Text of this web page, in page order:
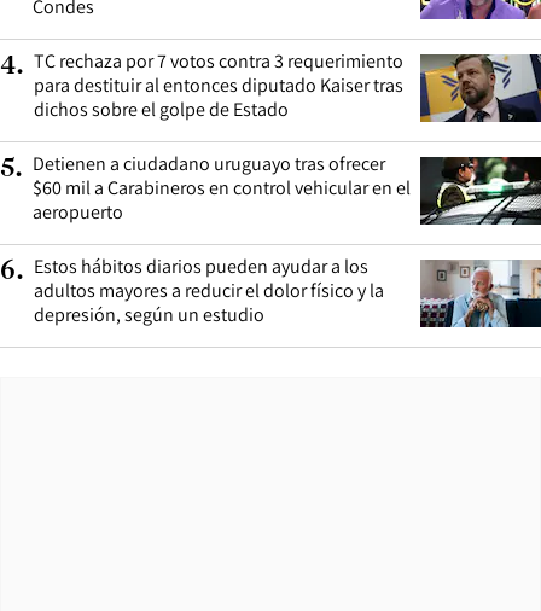
Condes
4. TC rechaza por 7 votos contra 3 requerimiento
para destituir al entonces diputado Kaiser tras
dichos sobre el golpe de Estado
5. Detienen a ciudadano uruguayo tras ofrecer
$60 mil a Carabineros en control vehicular en el
aeropuerto
6. Estos hábitos diarios pueden ayudar a los
adultos mayores a reducir el dolor físico y la
depresión, según un estudio